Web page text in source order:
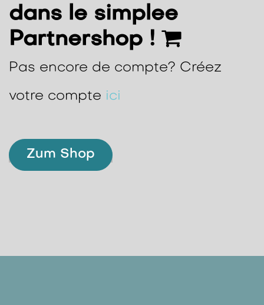
dans le simplee
Partnershop !
Pas encore de compte? Créez
votre compte ici
Zum Shop